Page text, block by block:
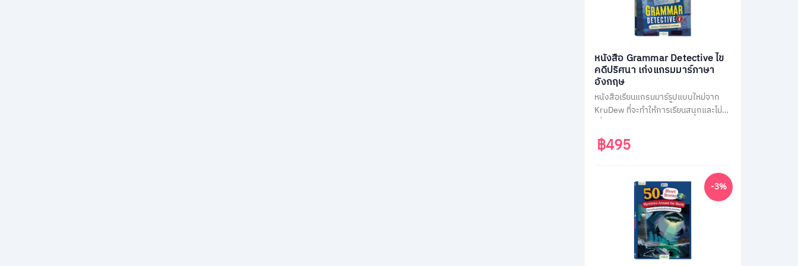
หนังสือ Grammar Detective ไข
คดีปริศนา เก่งแกรมมาร์ภาษา
อังกฤษ
หนังสือเรียนแกรมมาร์รูปแบบใหม่จาก
KruDew ที่จะทำให้การเรียนสนุกและไม่น่า
สวมบทนักสืบ ไขคดีปริศนาไปพร้อมกับ
การเรียนรู้หลักแกรมมาร์ที่ครอบคลุม
ฝึกหัดทบทวนความเข้าใจมากกว่า 400
฿495
-3%